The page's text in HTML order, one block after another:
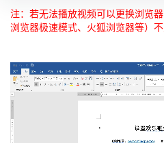
注：若无法播放视频可以更换浏览
浏览器极速模式、火狐浏览器等）